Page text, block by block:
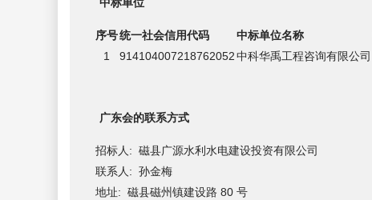
序号统一社会信用代码 中标单位名称
1
914104007218762052中科华禹工程咨询有限公司
广东会的联系方式
招标人: 磁县广源水利水电建设投资有限公司
联系人: 孙金梅
地址: 磁县磁州镇建设路 80 号